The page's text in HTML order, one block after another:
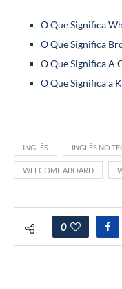
O Que Significa
O Que Significa
O Que Significa A
O Que Significa a
INGLÊS INGLÊS NO
WELCOME ABOARD
0